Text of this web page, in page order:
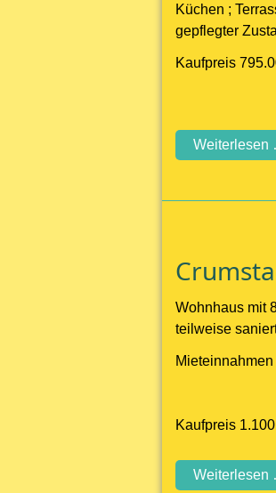
Küchen ;
gepflegter
Kaufpreis
Weiterlesen
Wohnhaus mit
teilweise
Kaufpreis
Weiterlesen